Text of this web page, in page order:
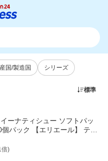
国/製造国 シリーズ
標準
ーナティシュー ソフトパッ
パック 【エリエール】 ティ
倍)